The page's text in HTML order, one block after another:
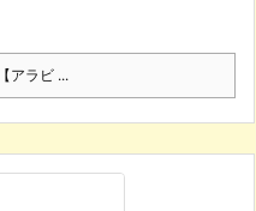
アラビ ...